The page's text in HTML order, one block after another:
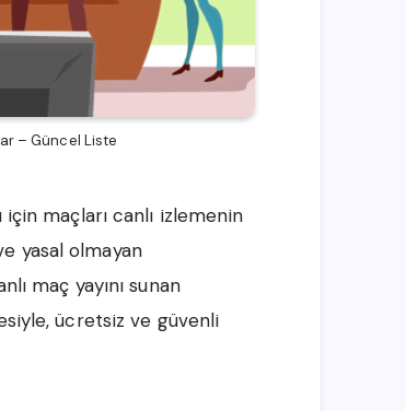
– Güncel Liste
maçları canlı izlemenin
yasal olmayan
maç yayını sunan
ücretsiz ve güvenli